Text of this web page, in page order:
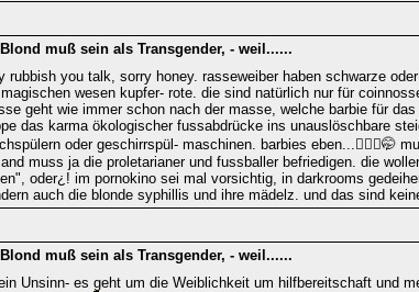
muß sein als Transgender, - weil......
rubbish you talk, sorry honey. rasseweiber haben schwarze
wesen kupfer- rote. die sind natürlich nur für
geht wie immer schon nach der masse, welche barbie für
das karma ökologischer fussabdrücke ins unauslöschbare
oder geschirrspül- maschinen. barbies eben...👱🏻‍♀️🤭
muss ja die proletarianer und fussballer befriedigen. die
oder¿! im pornokino sei mal vorsichtig, in darkrooms
auch die blonde syphillis und ihre mädelz. und das sind
muß sein als Transgender, - weil......
Unsinn- es geht um die Weiblichkeit um hilfbereitschaft und